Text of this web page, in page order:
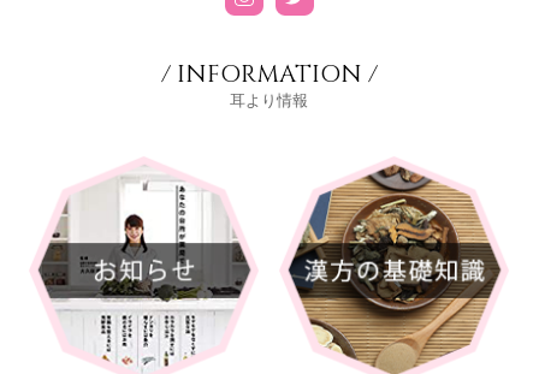
/ INFORMATION /
耳より情報